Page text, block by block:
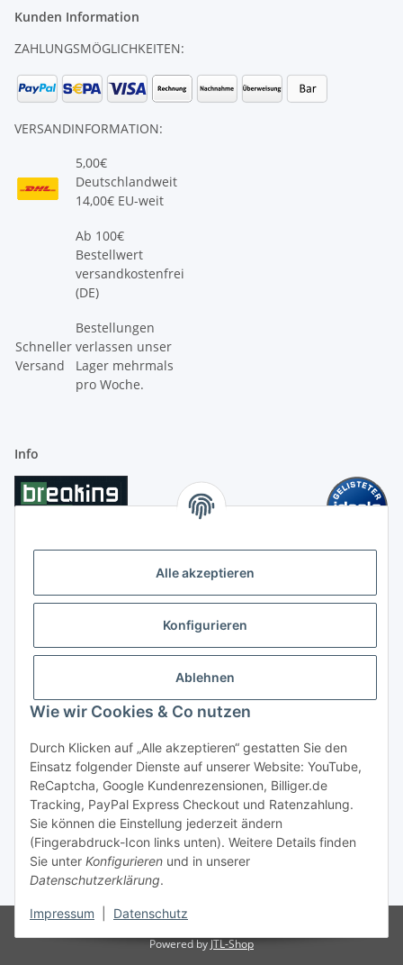
Alle akzeptieren
Konfigurieren
Ablehnen
Wie wir Cookies & Co nutzen
Durch Klicken auf „Alle akzeptieren“ gestatten Sie den
Einsatz folgender Dienste auf unserer Website: YouTube,
ReCaptcha, Google Kundenrezensionen, Billiger.de
Tracking, PayPal Express Checkout und Ratenzahlung.
Sie können die Einstellung jederzeit ändern
(Fingerabdruck-Icon links unten). Weitere Details finden
Sie unter Konfigurieren und in unserer
Datenschutzerklärung.
Impressum Datenschutz
Kunden Information
ZAHLUNGSMÖGLICHKEITEN:
VERSANDINFORMATION:
5,00€
Deutschlandweit
14,00€ EU-weit
Ab 100€
Bestellwert
versandkostenfrei
(DE)
Schneller
Versand
Bestellungen
verlassen unser
Lager mehrmals
pro Woche.
Info
* inkl. gesetzl. MwSt.
Powered byJTL-Shop